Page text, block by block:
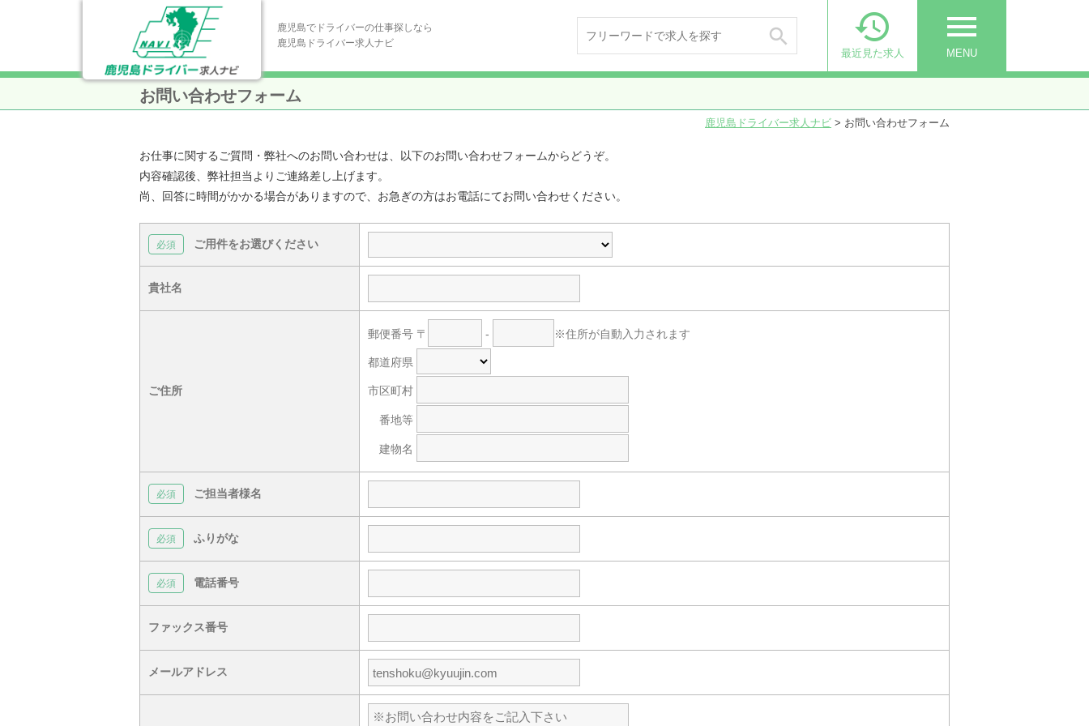
鹿児島でドライバーの仕事探しなら
鹿児島ドライバー求人ナビ
 menu
MENU

最近見た求人
お問い合わせフォーム
鹿児島ドライバー求人ナビ > お問い合わせフォーム
お仕事に関するご質問・弊社へのお問い合わせは、以下のお問い合わせフォームからどうぞ。
内容確認後、弊社担当よりご連絡差し上げます。
尚、回答に時間がかかる場合がありますので、お急ぎの方はお電話にてお問い合わせください。
ご用件をお選びください
貴社名
ご住所
郵便番号 〒 - ※住所が自動入力されます
都道府県
市区町村
番地等
建物名
ご担当者様名
ふりがな
電話番号
ファックス番号
メールアドレス